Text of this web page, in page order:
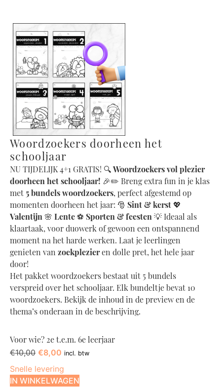
Woordzoekers doorheen het
schooljaar
NU TIJDELIJK 4+1 GRATIS! 🔍 Woordzoekers vol plezier
doorheen het schooljaar! 🎉✏️ Breng extra fun in je klas
met 5 bundels woordzoekers, perfect afgestemd op
momenten doorheen het jaar: 🎅 Sint & kerst 💖
Valentijn 🌸 Lente ⚽ Sporten & feesten 💡 Ideaal als
klaartaak, voor duowerk of gewoon een ontspannend
moment na het harde werken. Laat je leerlingen
genieten van zoekplezieren dolle pret, het hele jaar
door!
Het pakket woordzoekers bestaat uit 5 bundels
verspreid over het schooljaar. Elk bundeltje bevat 10
woordzoekers. Bekijk de inhoud in de preview en de
thema’s onderaan in de beschrijving.
Voor wie? 2e t.e.m. 6e leerjaar
€10,00 €8,00 incl. btw
Snelle levering
IN WINKELWAGEN